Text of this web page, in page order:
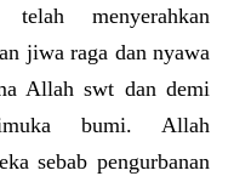
menyerahkan
jiwa raga dan nyawa
Allah swt dan demi
bumi. Allah
sebab pengurbanan